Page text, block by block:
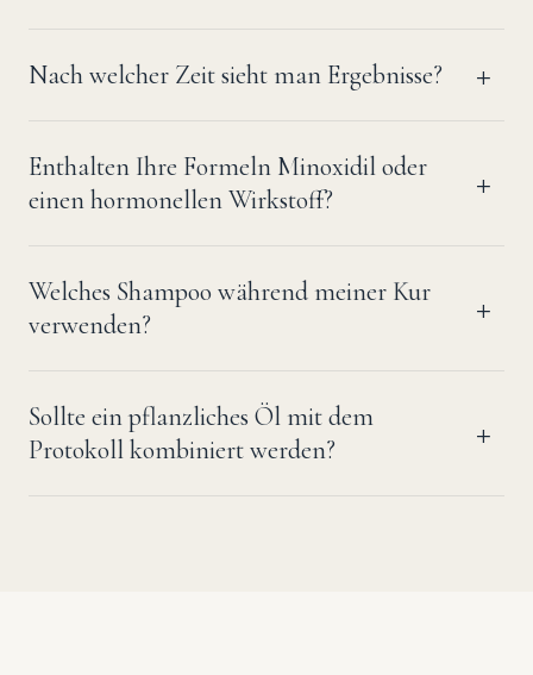
Nach welcher Zeit sieht man Ergebnisse?
Enthalten Ihre Formeln Minoxidil oder
einen hormonellen Wirkstoff?
Welches Shampoo während meiner Kur
verwenden?
Sollte ein pflanzliches Öl mit dem
Protokoll kombiniert werden?